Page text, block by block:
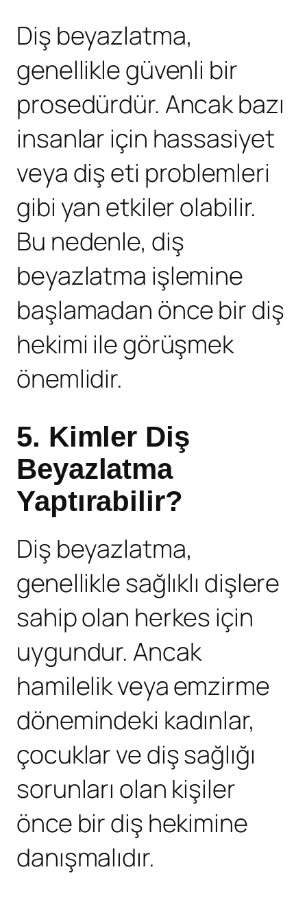
Diş beyazlatma,
genellikle güvenli bir
prosedürdür. Ancak bazı
insanlar için hassasiyet
veya diş eti problemleri
gibi yan etkiler olabilir.
Bu nedenle, diş
beyazlatma işlemine
başlamadan önce bir diş
hekimi ile görüşmek
önemlidir.
5. Kimler Diş
Beyazlatma
Yaptırabilir?
Diş beyazlatma,
genellikle sağlıklı dişlere
sahip olan herkes için
uygundur. Ancak
hamilelik veya emzirme
dönemindeki kadınlar,
çocuklar ve diş sağlığı
sorunları olan kişiler
önce bir diş hekimine
danışmalıdır.